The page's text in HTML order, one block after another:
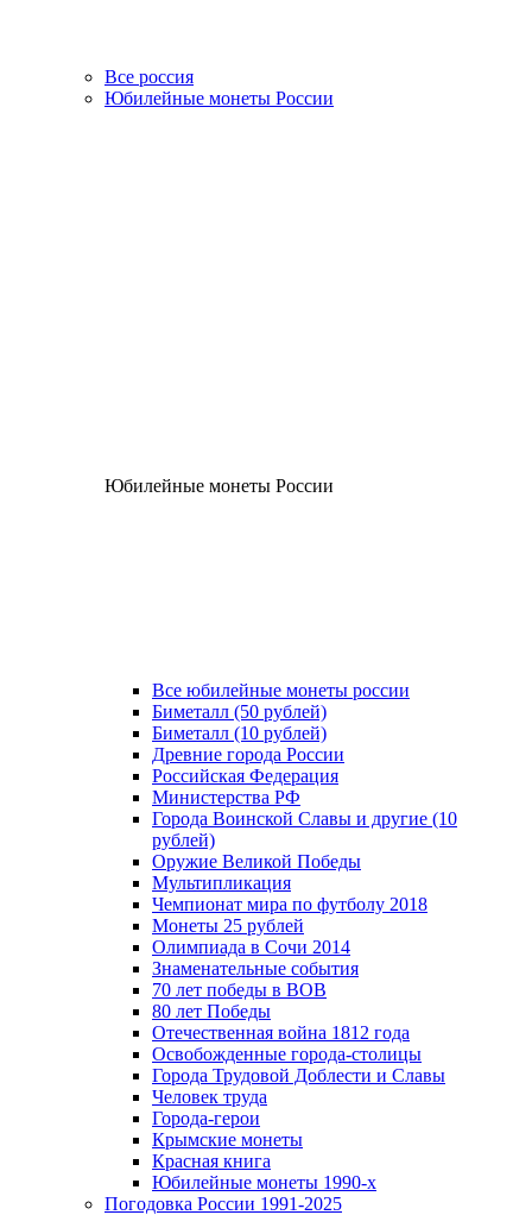
Все россия
Юбилейные монеты России
Юбилейные монеты России
Все юбилейные монеты россии
Биметалл (50 рублей)
Биметалл (10 рублей)
Древние города России
Российская Федерация
Министерства РФ
Города Воинской Славы и другие (10
рублей)
Оружие Великой Победы
Мультипликация
Чемпионат мира по футболу 2018
Монеты 25 рублей
Олимпиада в Сочи 2014
Знаменательные события
70 лет победы в ВОВ
80 лет Победы
Отечественная война 1812 года
Освобожденные города-столицы
Города Трудовой Доблести и Славы
Человек труда
Города-герои
Крымские монеты
Красная книга
Юбилейные монеты 1990-х
Погодовка России 1991-2025